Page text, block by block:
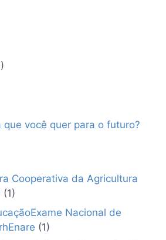
que você quer para o futuro?
Cooperativa da Agricultura
(1)
Nacional de
(1)